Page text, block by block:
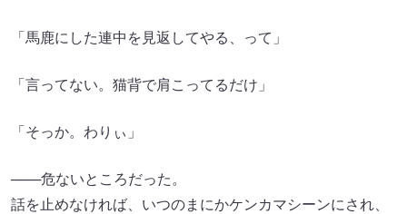
「馬鹿にした連中を見返してやる、って」
「言ってない。猫背で肩こってるだけ」
「そっか。わりぃ」
───危ないところだった。
話を止めなければ、いつのまにかケンカマシーンにされ、